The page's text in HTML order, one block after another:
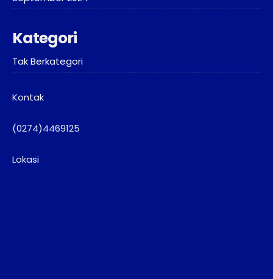
Kategori
Tak Berkategori
Kontak
(0274)4469125
Lokasi